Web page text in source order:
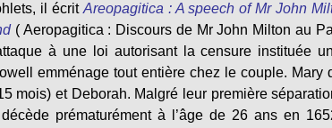
il écrit Areopagitica : A speech of Mr John
( Aeropagitica : Discours de Mr John Milton au
à une loi autorisant la censure instituée
emménage tout entière chez le couple. Mary
mois) et Deborah. Malgré leur première
prématurément à l’âge de 26 ans en